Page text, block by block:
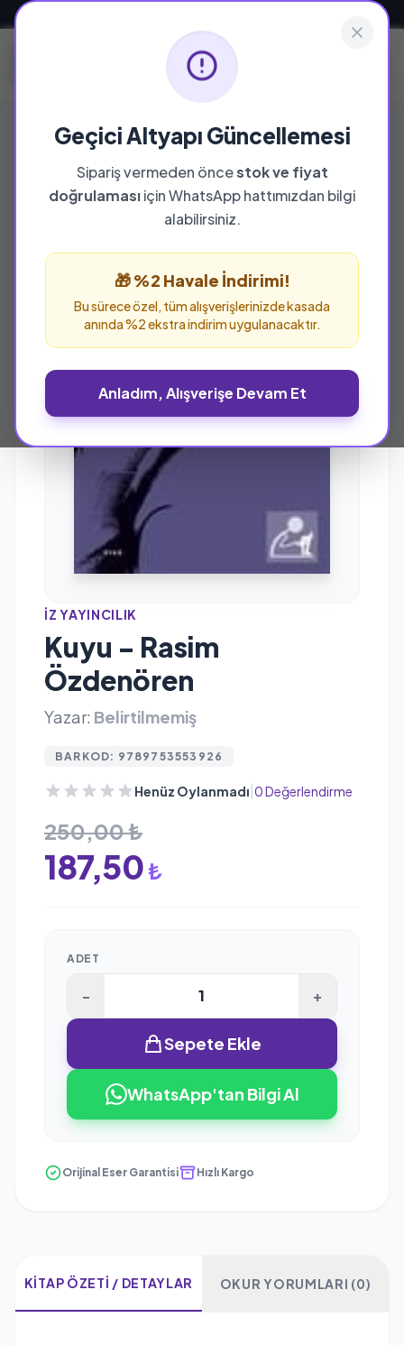
Geçici Altyapı Güncellemesi
Sipariş vermeden öncestok ve fiyat
doğrulamasıiçin WhatsApp hattımızdan bilgi
alabilirsiniz.
🎁 %2 Havale İndirimi!
Bu sürece özel, tüm alışverişlerinizde kasada
anında %2 ekstra indirim uygulanacaktır.
Anladım, Alışverişe Devam Et
%25 İNDİRİM
İZ YAYINCILIK
Kuyu - Rasim
Özdenören
Yazar: Belirtilmemiş
BARKOD: 9789753553926
Henüz Oylanmadı|0 Değerlendirme
250,00 ₺
187,50 ₺
ADET
- +
Sepete Ekle
WhatsApp'tan Bilgi Al
Orijinal Eser Garantisi Hızlı Kargo
KITAP ÖZETI / DETAYLAR OKUR YORUMLARI (0)